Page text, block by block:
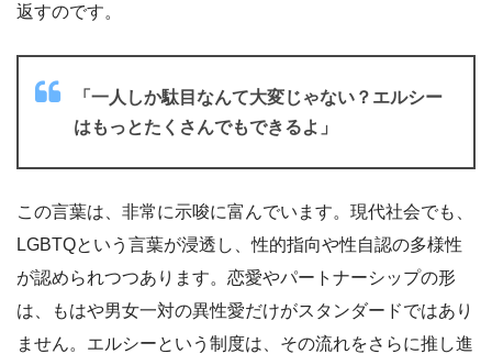
返すのです。
「一人しか駄目なんて大変じゃない？エルシー
はもっとたくさんでもできるよ」
この言葉は、非常に示唆に富んでいます。現代社会でも、
LGBTQという言葉が浸透し、性的指向や性自認の多様性
が認められつつあります。恋愛やパートナーシップの形
は、もはや男女一対の異性愛だけがスタンダードではあり
ません。エルシーという制度は、その流れをさらに推し進